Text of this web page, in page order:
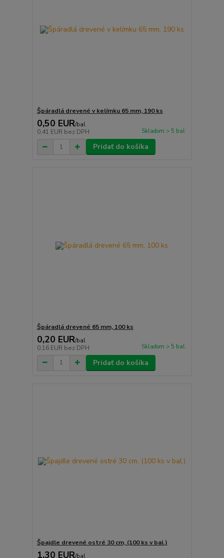
Špáradlá drevené v kelímku 65 mm, 190 ks
0,50 EUR/bal
0,41 EUR bez DPH Skladom > 5 bal
Pridať do košíka
Špáradlá drevené 65 mm, 100 ks
0,20 EUR/bal
0,16 EUR bez DPH Skladom > 5 bal
Pridať do košíka
Špajdle drevené ostré 30 cm, (100 ks v bal.)
1,30 EUR/bal